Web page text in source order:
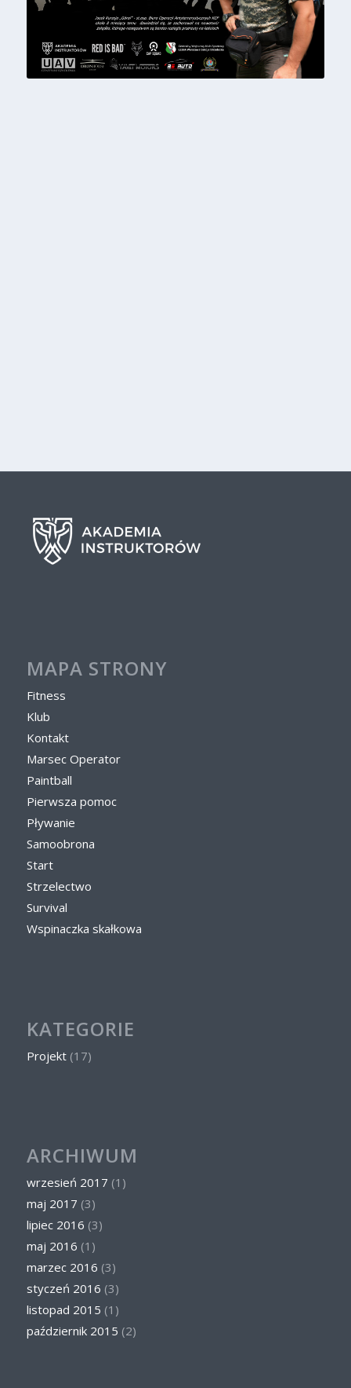
MAPA STRONY
Fitness
Klub
Kontakt
Marsec Operator
Paintball
Pierwsza pomoc
Pływanie
Samoobrona
Start
Strzelectwo
Survival
Wspinaczka skałkowa
KATEGORIE
Projekt(17)
ARCHIWUM
wrzesień 2017 (1)
maj 2017 (3)
lipiec 2016 (3)
maj 2016 (1)
marzec 2016 (3)
styczeń 2016 (3)
listopad 2015 (1)
październik 2015 (2)